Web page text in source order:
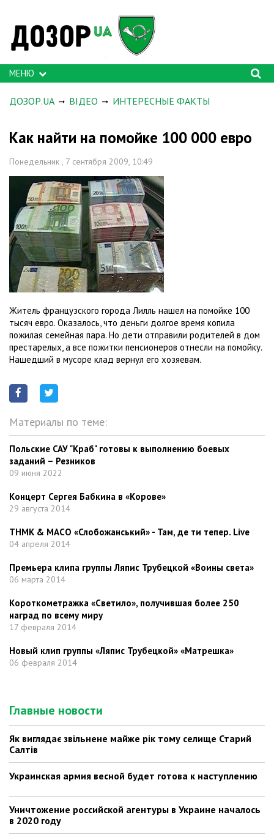
МЕНЮ
ДОЗОР.UA ВІДЕО ИНТЕРЕСНЫЕ ФАКТЫ
Как найти на помойке 100 000 евро
Понедельник , 7 сентября 2009, 10:49
Житель французского города Лилль нашел на помойке 100
тысяч евро. Оказалось, что деньги долгое время копила
пожилая семейная пара. Но дети отправили родителей в дом
престарелых, а все пожитки пенсионеров отнесли на помойку.
Нашедший в мусоре клад вернул его хозяевам.
Материалы по теме:
Польские САУ "Краб" готовы к выполнению боевых
заданий – Резников
09 июня 2022
Концерт Сергея Бабкина в «Корове»
29 августа 2014
ТНМК & МАСО «Слобожанський» - Там, де ти тепер. Live
04 апреля 2014
Премьера клипа группы Ляпис Трубецкой «Воины света»
06 марта 2014
Короткометражка «Светило», получившая более 250
наград по всему миру
17 февраля 2014
Новый клип группы «Ляпис Трубецкой» «Матрешка»
06 февраля 2014
Главные новости
Як виглядає звільнене майже рік тому селище Старий
Салтів
Украинская армия весной будет готова к наступлению
Уничтожение российской агентуры в Украине началось
в 2020 году